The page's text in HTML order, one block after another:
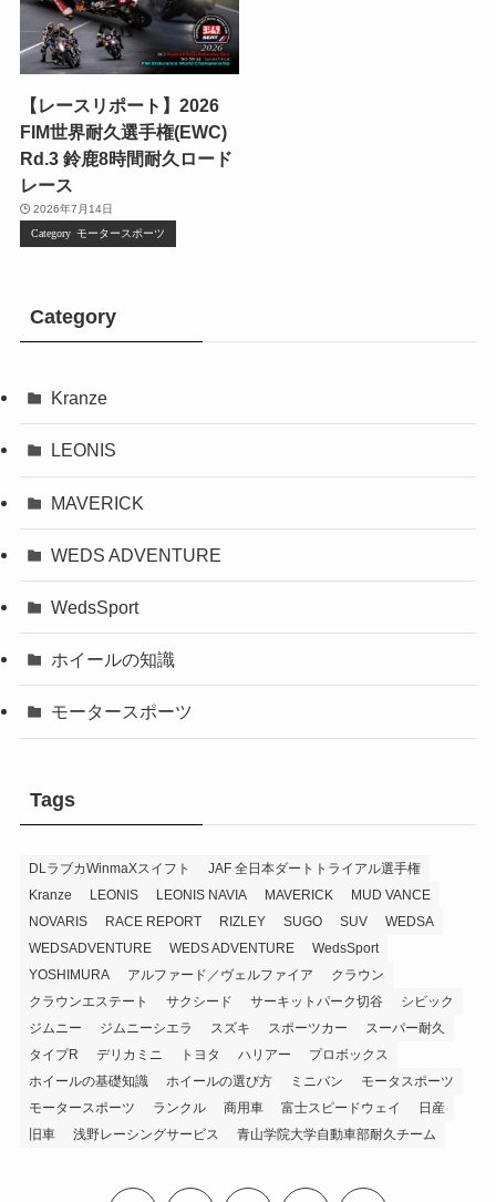
【レースリポート】2026
FIM世界耐久選手権(EWC)
Rd.3 鈴鹿8時間耐久ロード
レース
2026年7月14日
モータースポーツ
Category
Kranze
LEONIS
MAVERICK
WEDS ADVENTURE
WedsSport
ホイールの知識
モータースポーツ
Tags
DLラブカWinmaXスイフト
JAF 全日本ダートトライアル選手権
Kranze
LEONIS LEONIS NAVIA MAVERICK
MUD VANCE
NOVARIS
RACE REPORT RIZLEY SUGO SUV
WEDSA
WEDSADVENTURE
WEDS ADVENTURE
WedsSport
YOSHIMURA
アルファード／ヴェルファイア
クラウン
クラウンエステート
サクシード サーキットパーク切谷
シビック
ジムニー
ジムニーシエラ スズキ スポーツカー
スーパー耐久
タイプR
デリカミニ トヨタ ハリアー
プロボックス
ホイールの基礎知識
ホイールの選び方 ミニバン
モータスポーツ
モータースポーツ
ランクル 商用車 富士スピードウェイ
日産
旧車
浅野レーシングサービス 青山学院大学自動車部耐久チーム